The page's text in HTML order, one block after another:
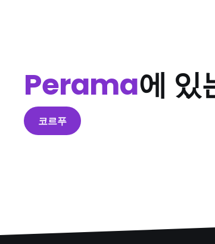
Perama에 있
코르푸